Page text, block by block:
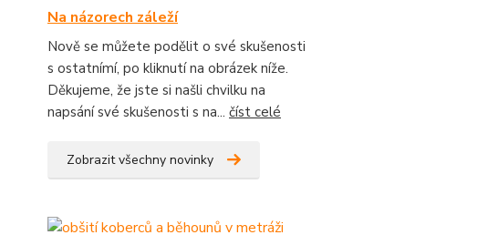
Na názorech záleží
Nově se můžete podělit o své skušenosti
s ostatnímí, po kliknutí na obrázek níže.
Děkujeme, že jste si našli chvilku na
napsání své skušenosti s na... číst celé
Zobrazit všechny novinky